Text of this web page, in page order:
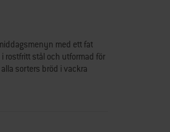
med ett fat
rostfritt stål och utformad för
sorters bröd i vackra